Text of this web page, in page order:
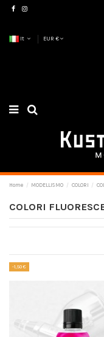
It EUR €
Home MODELLISMO COLORI
COLORI
-1,50 €